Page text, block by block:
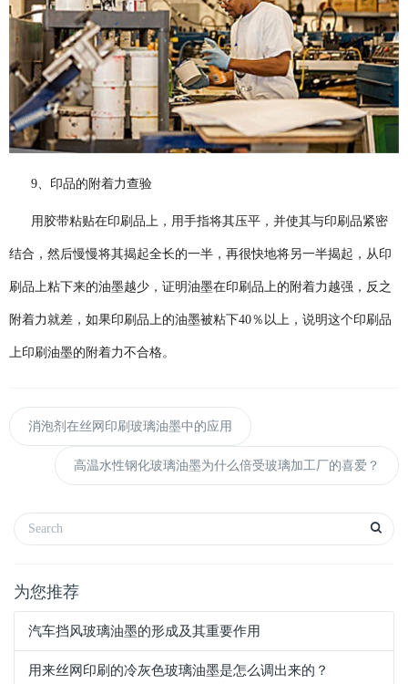
9、印品的附着力查验
用胶带粘贴在印刷品上，用手指将其压平，并使其与印刷品紧密
结合，然后慢慢将其揭起全长的一半，再很快地将另一半揭起，从印
刷品上粘下来的油墨越少，证明油墨在印刷品上的附着力越强，反之
附着力就差，如果印刷品上的油墨被粘下40％以上，说明这个印刷品
上印刷油墨的附着力不合格。
消泡剂在丝网印刷玻璃油墨中的应用
高温水性钢化玻璃油墨为什么倍受玻璃加工厂的喜爱？
为您推荐
汽车挡风玻璃油墨的形成及其重要作用
用来丝网印刷的冷灰色玻璃油墨是怎么调出来的？